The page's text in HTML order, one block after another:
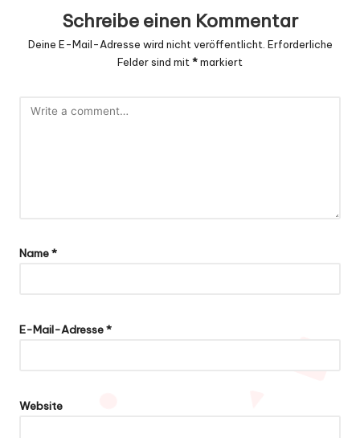
Schreibe einen Kommentar
Deine E-Mail-Adresse wird nicht veröffentlicht. Erforderliche
Felder sind mit *markiert
Name*
E-Mail-Adresse*
Website